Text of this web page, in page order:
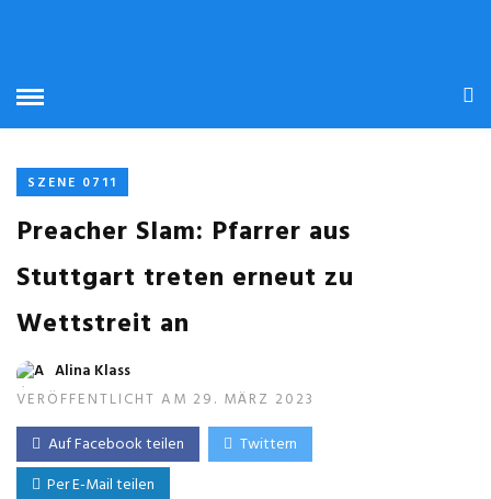
SZENE 0711
Preacher Slam: Pfarrer aus
Stuttgart treten erneut zu
Wettstreit an
Alina Klass
VERÖFFENTLICHT AM 29. MÄRZ 2023
Auf Facebook teilen
Twittern
Per E-Mail teilen